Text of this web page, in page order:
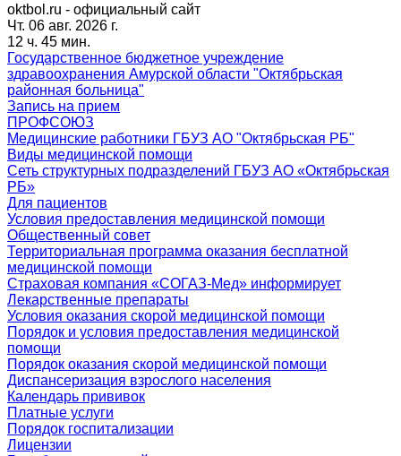
oktbol.ru - официальный сайт
Чт. 06 авг. 2026 г.
12 ч. 45 мин.
Государственное бюджетное учреждение
здравоохранения Амурской области "Октябрьская
районная больница"
Запись на прием
ПРОФСОЮЗ
Медицинские работники ГБУЗ АО "Октябрьская РБ"
Виды медицинской помощи
Сеть структурных подразделений ГБУЗ АО «Октябрьская
РБ»
Для пациентов
Условия предоставления медицинской помощи
Общественный совет
Территориальная программа оказания бесплатной
медицинской помощи
Страховая компания «СОГАЗ-Мед» информирует
Лекарственные препараты
Условия оказания скорой медицинской помощи
Порядок и условия предоставления медицинской
помощи
Порядок оказания скорой медицинской помощи
Диспансеризация взрослого населения
Календарь прививок
Платные услуги
Порядок госпитализации
Лицензии